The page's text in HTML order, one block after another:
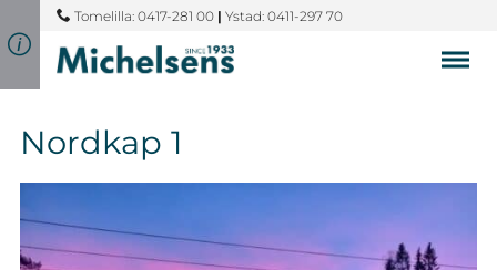
Tomelilla: 0417-281 00 | Ystad: 0411-297 70
Nordkap 1